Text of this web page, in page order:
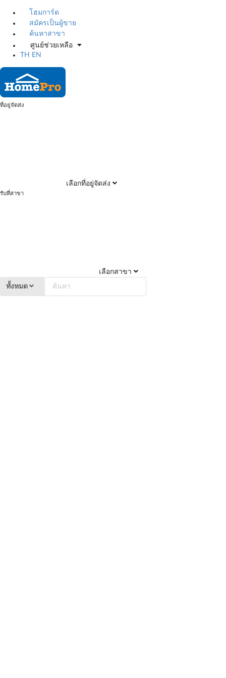
โฮมการ์ด
สมัครเป็นผู้ขาย
ค้นหาสาขา
ศูนย์ช่วยเหลือ
TH
EN
ที่อยู่จัดส่ง
เลือกที่อยู่จัดส่ง
รับที่สาขา
เลือกสาขา
ทั้งหมด